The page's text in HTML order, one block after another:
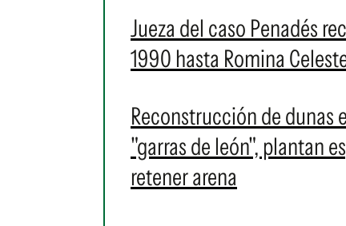
Jueza del caso Penadés
1990 hasta Romina
Reconstrucción de dunas
"garras de león", plantan
retener arena